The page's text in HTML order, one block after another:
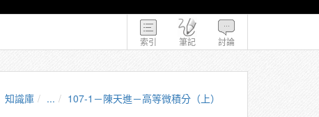
索引 筆記 討論
知識庫 ... 107-1－陳天進－高等微積分（上）